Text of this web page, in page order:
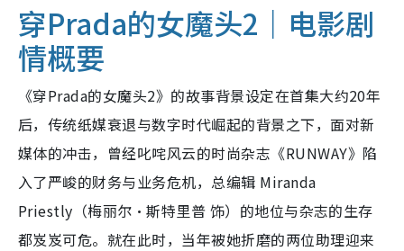
穿Prada的女魔头2｜电影剧
情概要
《穿Prada的女魔头2》的故事背景设定在首集大约20年
后，传统纸媒衰退与数字时代崛起的背景之下，面对新
媒体的冲击，曾经叱咤风云的时尚杂志《RUNWAY》陷
入了严峻的财务与业务危机，总编辑 Miranda
Priestly（梅丽尔·斯特里普 饰）的地位与杂志的生存
都岌岌可危。就在此时，当年被她折磨的两位助理迎来